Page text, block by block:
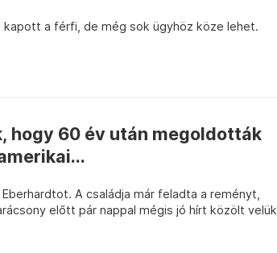
a férfi, de még sok ügyhöz köze lehet.
hogy 60 év után megoldották
A családja már feladta a reményt,
előtt pár nappal mégis jó hírt közölt velük